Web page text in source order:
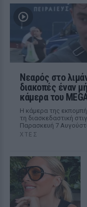
Νεαρός στο
διακοπές έναν
κάμερα του
Η κάμερα της
τη διασκεδαστική
Παρασκευή 7
ΧΤΕΣ